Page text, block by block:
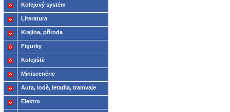
Kolejový systém
Literatura
Krajina, příroda
Figurky
Kolejiště
Miniscenérie
Auta, lodě, letadla, tramvaje
Elektro